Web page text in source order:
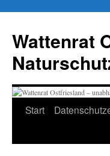
springen
Wattenrat
Start